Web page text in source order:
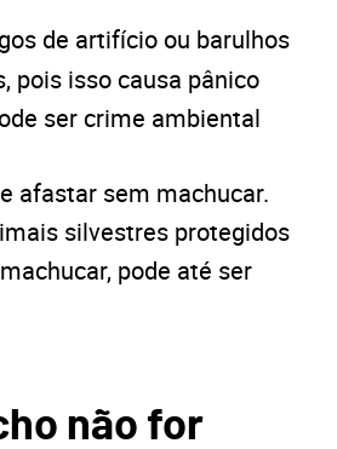
de artifício ou barulhos
pois isso causa pânico
ser crime ambiental
afastar sem machucar.
silvestres protegidos
pode até ser
não for